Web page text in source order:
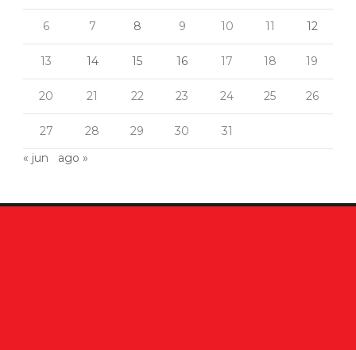
6 7 8 9 10 11 12
13 14 15 16 17 18 19
20 21 22 23 24 25 26
27 28 29 30
31
« jun
ago »